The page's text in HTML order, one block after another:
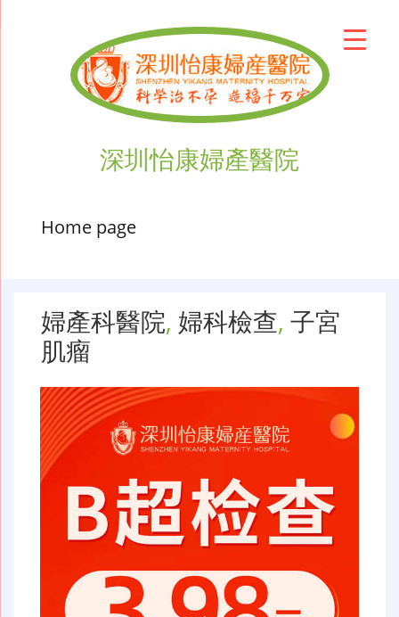
深圳怡康婦產醫院
Home page
婦產科醫院, 婦科檢查, 子宮
肌瘤